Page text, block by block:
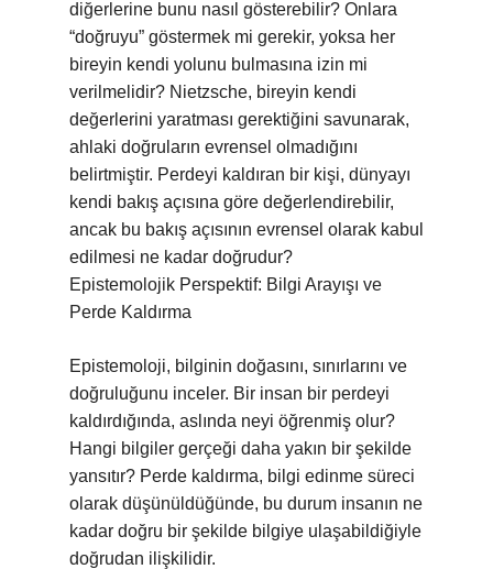
diğerlerine bunu nasıl gösterebilir? Onlara
“doğruyu” göstermek mi gerekir, yoksa her
bireyin kendi yolunu bulmasına izin mi
verilmelidir? Nietzsche, bireyin kendi
değerlerini yaratması gerektiğini savunarak,
ahlaki doğruların evrensel olmadığını
belirtmiştir. Perdeyi kaldıran bir kişi, dünyayı
kendi bakış açısına göre değerlendirebilir,
ancak bu bakış açısının evrensel olarak kabul
edilmesi ne kadar doğrudur?
Epistemolojik Perspektif: Bilgi Arayışı ve
Perde Kaldırma
Epistemoloji, bilginin doğasını, sınırlarını ve
doğruluğunu inceler. Bir insan bir perdeyi
kaldırdığında, aslında neyi öğrenmiş olur?
Hangi bilgiler gerçeği daha yakın bir şekilde
yansıtır? Perde kaldırma, bilgi edinme süreci
olarak düşünüldüğünde, bu durum insanın ne
kadar doğru bir şekilde bilgiye ulaşabildiğiyle
doğrudan ilişkilidir.